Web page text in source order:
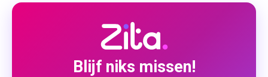
Blijf niks missen!